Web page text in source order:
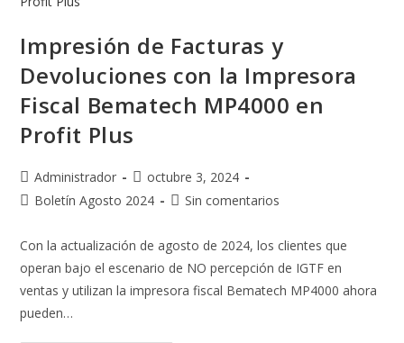
Impresión de Facturas y
Devoluciones con la Impresora
Fiscal Bematech MP4000 en
Profit Plus
Administrador
octubre 3, 2024
Boletín Agosto 2024
Sin comentarios
Con la actualización de agosto de 2024, los clientes que
operan bajo el escenario de NO percepción de IGTF en
ventas y utilizan la impresora fiscal Bematech MP4000 ahora
pueden…